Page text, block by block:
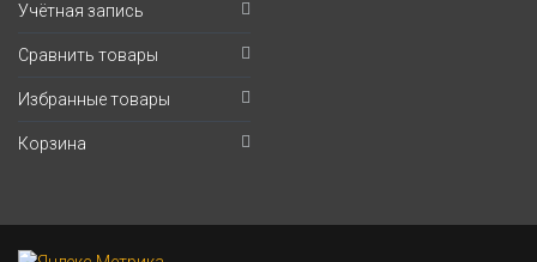
Учётная запись
Сравнить товары
Избранные товары
Корзина